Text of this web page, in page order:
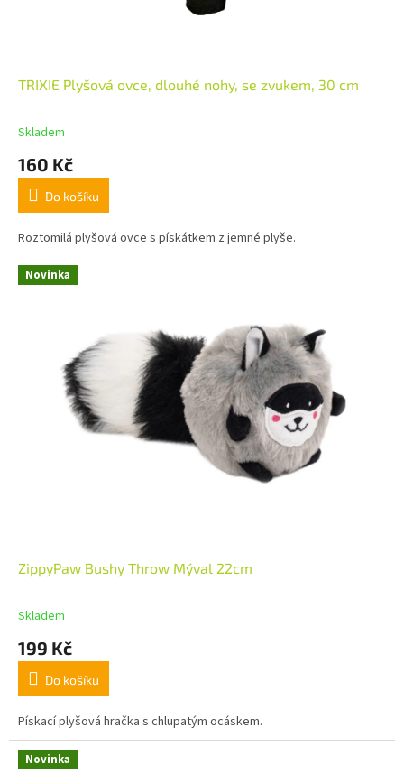
TRIXIE Plyšová ovce, dlouhé nohy, se zvukem, 30 cm
Skladem
160 Kč
Do košíku
Roztomilá plyšová ovce s pískátkem z jemné plyše.
Novinka
ZippyPaw Bushy Throw Mýval 22cm
Skladem
199 Kč
Do košíku
Pískací plyšová hračka s chlupatým ocáskem.
Novinka